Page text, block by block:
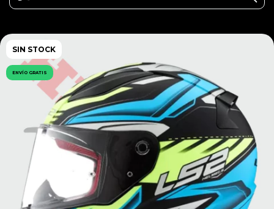
SIN STOCK
ENVÍO GRATIS